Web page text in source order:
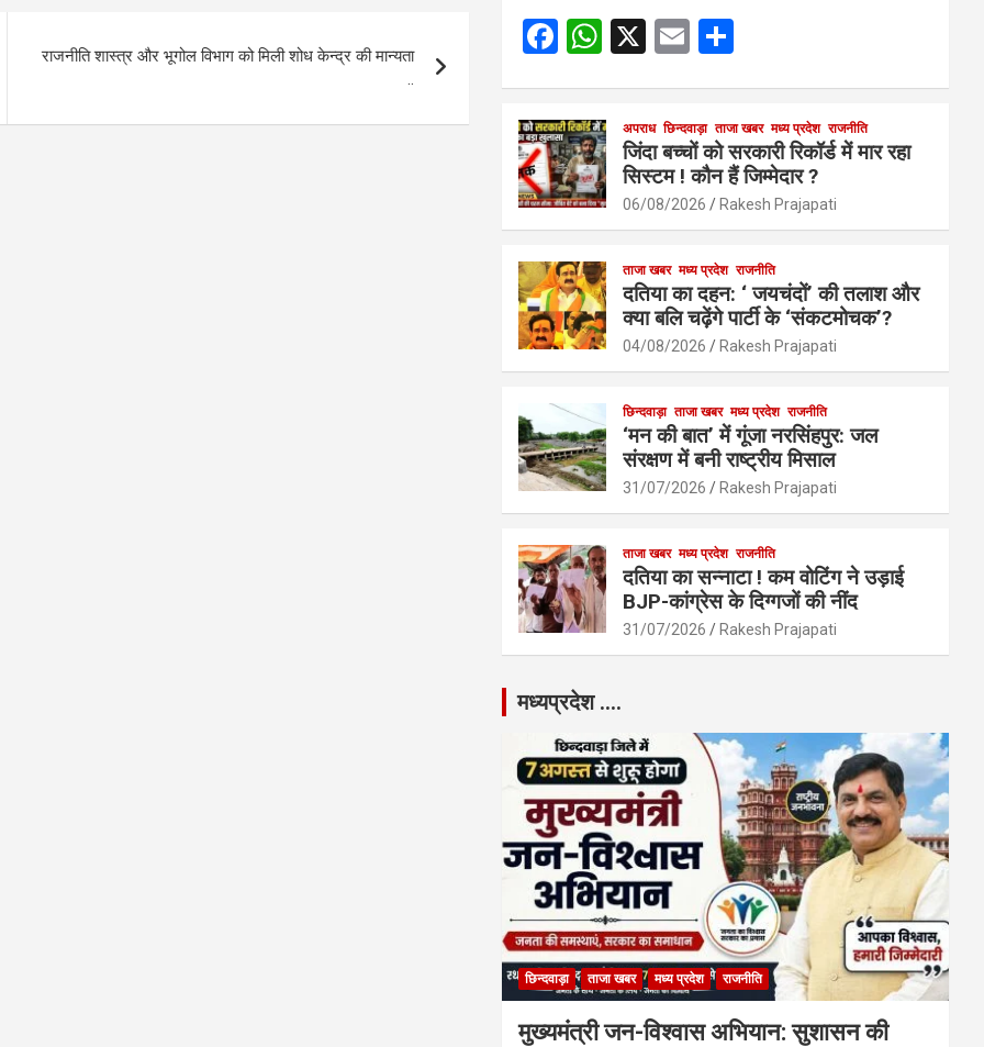
राजनीति शास्त्र और भूगोल विभाग को मिली शोध केन्द्र की मान्यता
F
b
o
o
W
s
A
p
X
E
e
अपराध छिन्दवाड़ा ताजा खबर मध्य प्रदेश राजनीति
जिंदा बच्चों को सरकारी रिकॉर्ड में मार रहा
सिस्टम ! कौन हैं जिम्मेदार ?
06/08/2026 Rakesh Prajapati
ताजा खबर मध्य प्रदेश राजनीति
दतिया का दहन: ‘ जयचंदों’ की तलाश और
क्या बलि चढ़ेंगे पार्टी के ‘संकटमोचक’?
04/08/2026 Rakesh Prajapati
छिन्दवाड़ा ताजा खबर मध्य प्रदेश राजनीति
‘मन की बात’ में गूंजा नरसिंहपुर: जल
संरक्षण में बनी राष्ट्रीय मिसाल
31/07/2026 Rakesh Prajapati
ताजा खबर मध्य प्रदेश राजनीति
दतिया का सन्नाटा ! कम वोटिंग ने उड़ाई
BJP-कांग्रेस के दिग्गजों की नींद
31/07/2026 Rakesh Prajapati
मध्यप्रदेश ….
छिन्दवाड़ा ताजा खबर मध्य प्रदेश राजनीति
मुख्यमंत्री जन-विश्वास अभियान: सुशासन की